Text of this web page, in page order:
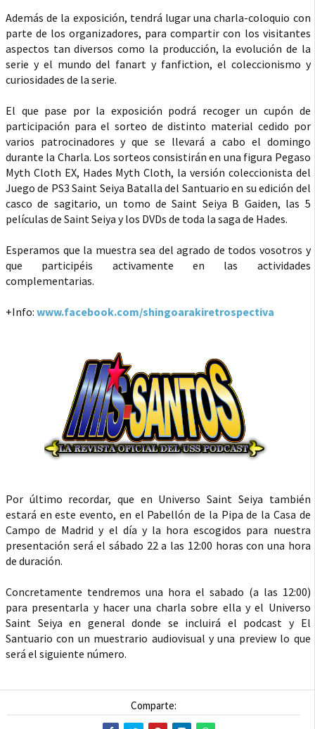
Además de la exposición, tendrá lugar una charla-coloquio con
parte de los organizadores, para compartir con los visitantes
aspectos tan diversos como la producción, la evolución de la
serie y el mundo del fanart y fanfiction, el coleccionismo y
curiosidades de la serie.
El que pase por la exposición podrá recoger un cupón de
participación para el sorteo de distinto material cedido por
varios patrocinadores y que se llevará a cabo el domingo
durante la Charla. Los sorteos consistirán en una figura Pegaso
Myth Cloth EX, Hades Myth Cloth, la versión coleccionista del
Juego de PS3 Saint Seiya Batalla del Santuario en su edición del
casco de sagitario, un tomo de Saint Seiya B Gaiden, las 5
películas de Saint Seiya y los DVDs de toda la saga de Hades.
Esperamos que la muestra sea del agrado de todos vosotros y
que participéis activamente en las actividades
complementarias.
+Info: www.facebook.com/shingoarakiretrospectiva
Por último recordar, que en Universo Saint Seiya también
estará en este evento, en el Pabellón de la Pipa de la Casa de
Campo de Madrid y el día y la hora escogidos para nuestra
presentación será el sábado 22 a las 12:00 horas con una hora
de duración.
Concretamente tendremos una hora el sabado (a las 12:00)
para presentarla y hacer una charla sobre ella y el Universo
Saint Seiya en general donde se incluirá el podcast y El
Santuario con un muestrario audiovisual y una preview lo que
será el siguiente número.
Comparte: